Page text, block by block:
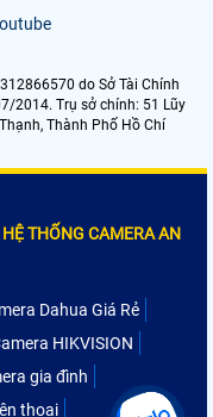
do Sở Tài Chính
2014. Trụ sở chính: 51 Lũy
Thành Phố Hồ Chí
THỐNG CAMERA AN
Dahua Giá Rẻ
HIKVISION
gia đình
thoại